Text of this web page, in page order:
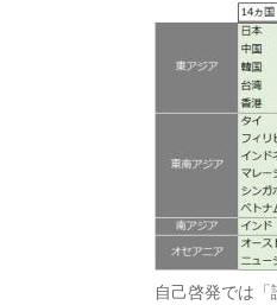
自己啓発では